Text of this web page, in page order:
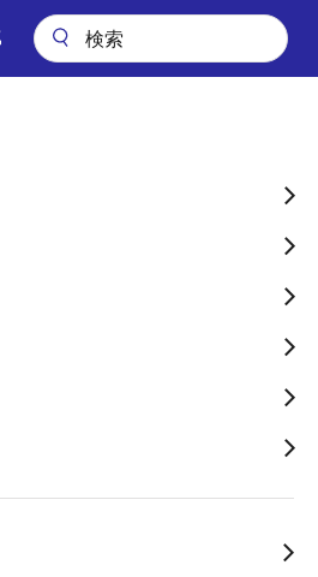
Main
生に関するお知らせ（継続開示）
業譲渡益）の
お知らせ（継
計上することとなりましたの